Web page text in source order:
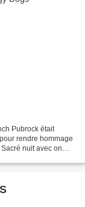
Pubrock était
rendre hommage
nuit avec on